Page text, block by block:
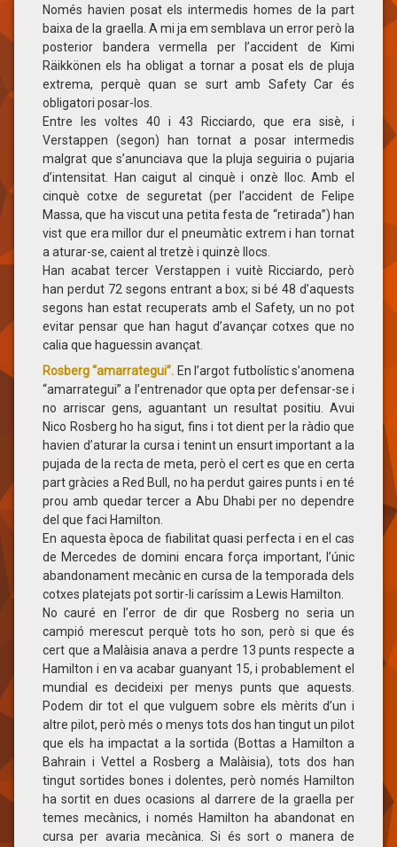
Només havien posat els intermedis homes de la part
baixa de la graella. A mi ja em semblava un error però la
posterior bandera vermella per l’accident de Kimi
Räikkönen els ha obligat a tornar a posat els de pluja
extrema, perquè quan se surt amb Safety Car és
obligatori posar-los.
Entre les voltes 40 i 43 Ricciardo, que era sisè, i
Verstappen (segon) han tornat a posar intermedis
malgrat que s’anunciava que la pluja seguiria o pujaria
d’intensitat. Han caigut al cinquè i onzè lloc. Amb el
cinquè cotxe de seguretat (per l’accident de Felipe
Massa, que ha viscut una petita festa de “retirada”) han
vist que era millor dur el pneumàtic extrem i han tornat
a aturar-se, caient al tretzè i quinzè llocs.
Han acabat tercer Verstappen i vuitè Ricciardo, però
han perdut 72 segons entrant a box; si bé 48 d’aquests
segons han estat recuperats amb el Safety, un no pot
evitar pensar que han hagut d’avançar cotxes que no
calia que haguessin avançat.
Rosberg “amarrategui”. En l’argot futbolístic s’anomena
“amarrategui” a l’entrenador que opta per defensar-se i
no arriscar gens, aguantant un resultat positiu. Avui
Nico Rosberg ho ha sigut, fins i tot dient per la ràdio que
havien d’aturar la cursa i tenint un ensurt important a la
pujada de la recta de meta, però el cert es que en certa
part gràcies a Red Bull, no ha perdut gaires punts i en té
prou amb quedar tercer a Abu Dhabi per no dependre
del que faci Hamilton.
En aquesta època de fiabilitat quasi perfecta i en el cas
de Mercedes de domini encara força important, l’únic
abandonament mecànic en cursa de la temporada dels
cotxes platejats pot sortir-li caríssim a Lewis Hamilton.
No cauré en l’error de dir que Rosberg no seria un
campió merescut perquè tots ho son, però si que és
cert que a Malàisia anava a perdre 13 punts respecte a
Hamilton i en va acabar guanyant 15, i probablement el
mundial es decideixi per menys punts que aquests.
Podem dir tot el que vulguem sobre els mèrits d’un i
altre pilot, però més o menys tots dos han tingut un pilot
que els ha impactat a la sortida (Bottas a Hamilton a
Bahrain i Vettel a Rosberg a Malàisia), tots dos han
tingut sortides bones i dolentes, però només Hamilton
ha sortit en dues ocasions al darrere de la graella per
temes mecànics, i només Hamilton ha abandonat en
cursa per avaria mecànica. Si és sort o manera de